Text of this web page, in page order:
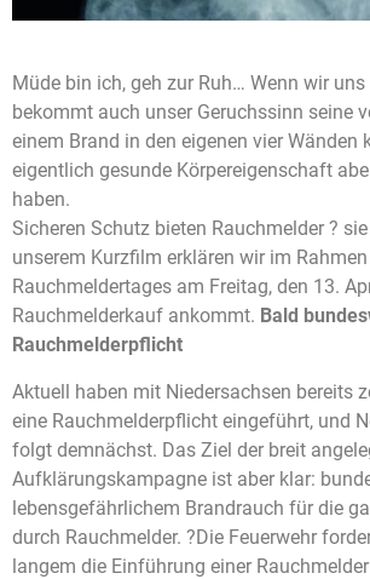
Müde bin ich, geh zur Ruh… Wenn wir
bekommt auch unser Geruchssinn seine
einem Brand in den eigenen vier Wänden
eigentlich gesunde Körpereigenschaft
haben.
Sicheren Schutz bieten Rauchmelder ?
unserem Kurzfilm erklären wir im
Rauchmeldertages am Freitag, den 13.
Rauchmelderkauf ankommt. Bald
Rauchmelderpflicht
Aktuell haben mit Niedersachsen bereits
eine Rauchmelderpflicht eingeführt, und
folgt demnächst. Das Ziel der breit
Aufklärungskampagne ist aber klar:
lebensgefährlichem Brandrauch für die
durch Rauchmelder. ?Die Feuerwehr
langem die Einführung einer